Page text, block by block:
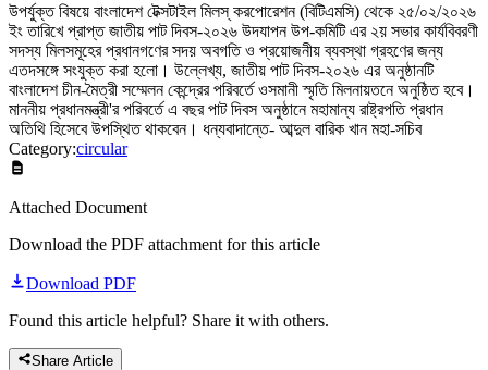
উপর্যুক্ত বিষয়ে বাংলাদেশ টেক্সটাইল মিলস্ করপোরেশন (বিটিএমসি) থেকে ২৫/০২/২০২৬
ইং তারিখে প্রাপ্ত জাতীয় পাট দিবস-২০২৬ উদযাপন উপ-কমিটি এর ২য় সভার কার্যবিবরণী
সদস্য মিলসমূহের প্রধানগণের সদয় অবগতি ও প্রয়োজনীয় ব্যবস্থা গ্রহণের জন্য
এতদসঙ্গে সংযুক্ত করা হলো। উল্লেখ্য, জাতীয় পাট দিবস-২০২৬ এর অনুষ্ঠানটি
বাংলাদেশ চীন-মৈত্রী সম্মেলন কেন্দ্রের পরিবর্তে ওসমানী স্মৃতি মিলনায়তনে অনুষ্ঠিত হবে।
মাননীয় প্রধানমন্ত্রী'র পরিবর্তে এ বছর পাট দিবস অনুষ্ঠানে মহামান্য রাষ্ট্রপতি প্রধান
অতিথি হিসেবে উপস্থিত থাকবেন। ধন্যবাদান্তে- আব্দুল বারিক খান মহা-সচিব
Category:circular
Attached Document
Download the PDF attachment for this article
Download PDF
Found this article helpful? Share it with others.
Share Article